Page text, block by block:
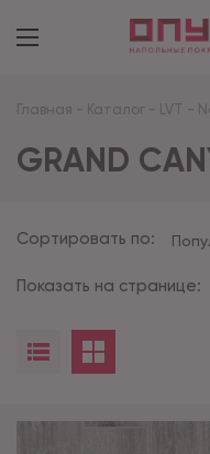
Главная - Каталог - LVT -
GRAND
Сортировать по:
Показать на странице: